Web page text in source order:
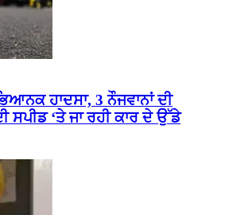
ਹਾਦਸਾ, 3 ਨੌਜਵਾਨਾਂ ਦੀ
ਸਪੀਡ ‘ਤੇ ਜਾ ਰਹੀ ਕਾਰ ਦੇ ਉੱਡੇ